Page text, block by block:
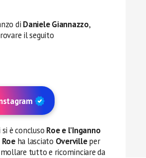
di Daniele Giannazzo,
il seguito
è concluso Roe e l’Inganno
Roeha lasciato Overvilleper
tutto e ricominciare da